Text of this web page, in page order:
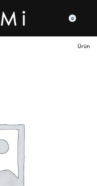
0
Ürün